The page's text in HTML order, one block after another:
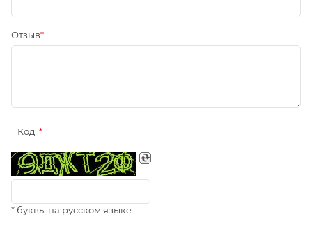
Отзыв
Код
* буквы на русском языке